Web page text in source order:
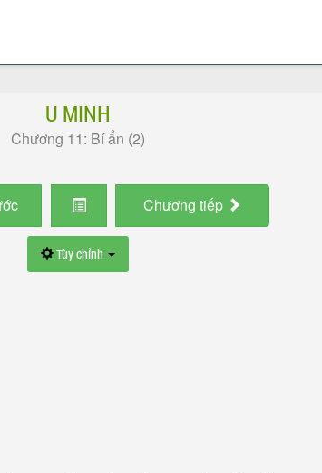
U MINH
Chương 11: Bí ẩn (2)
Chương tiếp
Tùy chỉnh